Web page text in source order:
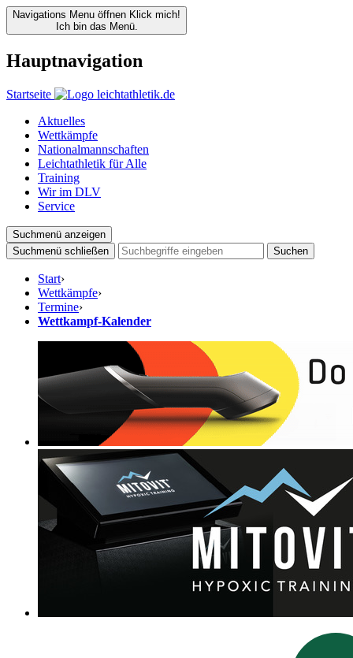
Navigations Menu öffnen Klick mich!
Ich bin das Menü.
Hauptnavigation
Startseite
Aktuelles
Wettkämpfe
Nationalmannschaften
Leichtathletik für Alle
Training
Wir im DLV
Service
Suchmenü anzeigen
Suchmenü schließen
Suchen
Start›
Wettkämpfe›
Termine›
Wettkampf-Kalender